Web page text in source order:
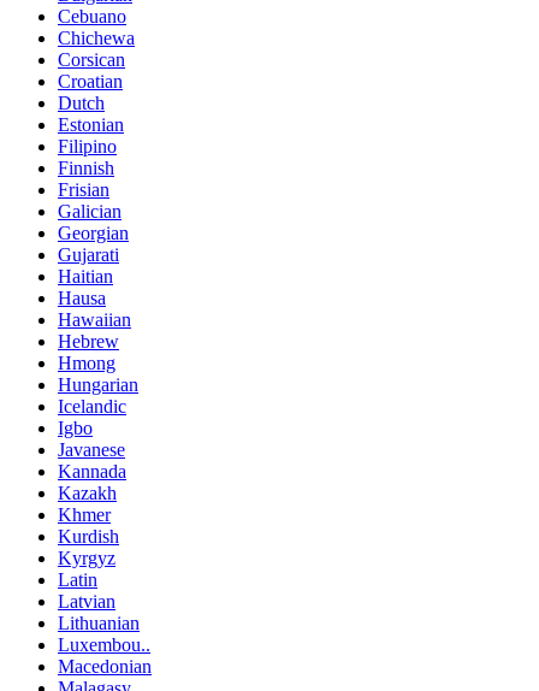
Cebuano
Chichewa
Corsican
Croatian
Dutch
Estonian
Filipino
Finnish
Frisian
Galician
Georgian
Gujarati
Haitian
Hausa
Hawaiian
Hebrew
Hmong
Hungarian
Icelandic
Igbo
Javanese
Kannada
Kazakh
Khmer
Kurdish
Kyrgyz
Latin
Latvian
Lithuanian
Luxembou..
Macedonian